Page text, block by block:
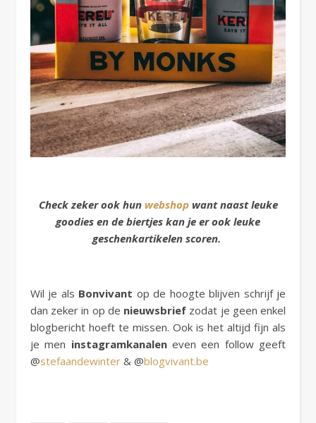
Check zeker ook hun webshopwant naast leuke
goodies en de biertjes kan je er ook leuke
geschenkartikelen scoren.
Wil je als Bonvivant op de hoogte blijven schrijf je
dan zeker in op de nieuwsbrief zodat je geen enkel
blogbericht hoeft te missen. Ook is het altijd fijn als
je men instagramkanaleneven een follow geeft
@stefaandewinter & @blogvivant.be